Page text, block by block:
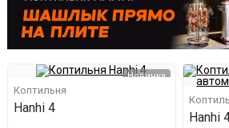
Новинка
Коптильня
Hanhi 4
Hanhi